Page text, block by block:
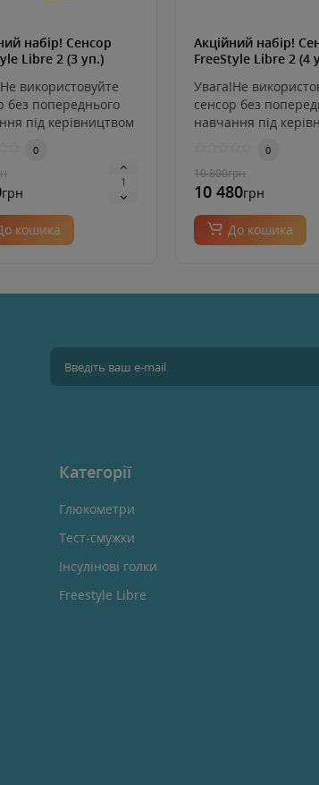
набір! Сенсор
Libre 2 (3 уп.)
використовуйте
без попереднього
під керівництвом
0
грн
кошика
Акційний набір!
FreeStyle Libre 2 (4
Увага!Не
сенсор без
навчання під
0
10 800грн
10 480грн
До кошика
Категорії
Глюкометри
Тест-смужки
Інсулінові голки
Freestyle Libre